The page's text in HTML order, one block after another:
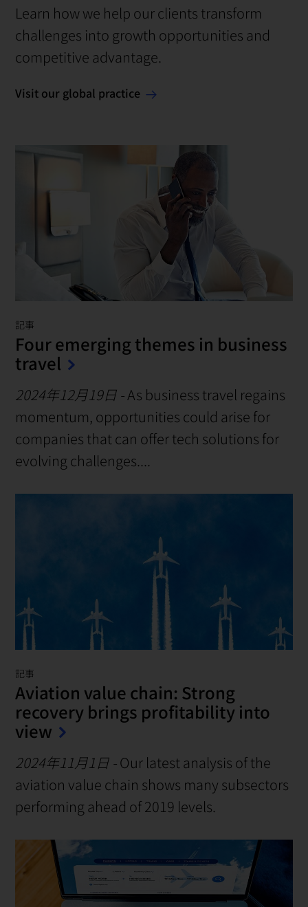
Learn how we help our clients transform
challenges into growth opportunities and
competitive advantage.
Visit our global practice
記事
Four emerging themes in business
travel
2024年12月19日 -As business travel regains
momentum, opportunities could arise for
companies that can offer tech solutions for
evolving challenges....
記事
Aviation value chain: Strong
recovery brings profitability into
view
2024年11月1日 -Our latest analysis of the
aviation value chain shows many subsectors
performing ahead of 2019 levels.